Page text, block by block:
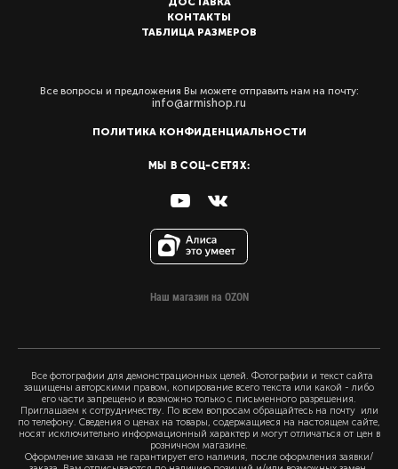
КОНТАКТЫ
ТАБЛИЦА РАЗМЕРОВ
Все вопросы и предложения Вы можете отправить нам на почту:
info@armishop.ru
ПОЛИТИКА КОНФИДЕНЦИАЛЬНОСТИ
МЫ В СОЦ-СЕТЯХ:
Наш магазин на OZON
Все фотографии для демонстрационных целей. Фотографии и текст сайта
защищены авторскими правом, копирование всего текста или какой - либо
его части запрещено и возможно только с письменного разрешения.
Приглашаем к сотрудничеству. По всем вопросам обращайтесь на почту или
по телефону. Сведения о ценах на товары, содержащиеся на настоящем сайте,
носят исключительно информационный характер и могут отличаться от цен в
розничном магазине.
Оформление заказа не гарантирует его наличия, после оформления заявки/